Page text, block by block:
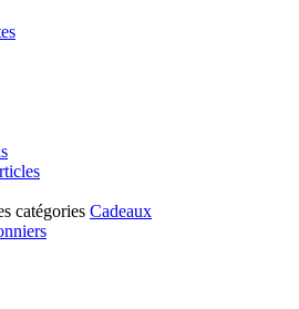
catégories Cadeaux